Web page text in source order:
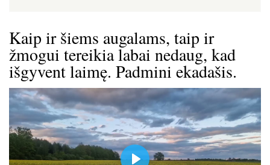
Kaip ir šiems augalams, taip ir
žmogui tereikia labai nedaug, kad
išgyvent laimę. Padmini ekadašis.